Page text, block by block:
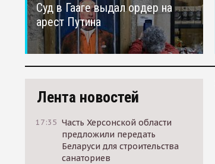
Суд в Гааге выдал ордер на
арест Путина
Лента новостей
17:35 Часть Херсонской области
предложили передать
Беларуси для строительства
санаториев